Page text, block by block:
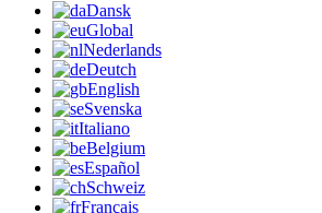
Dansk
Global
Nederlands
Deutch
English
Svenska
Italiano
Belgium
Español
Schweiz
Français